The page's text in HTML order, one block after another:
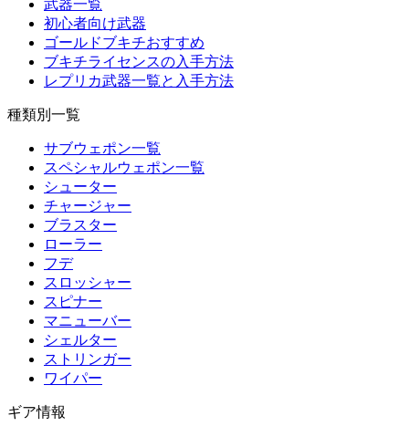
武器一覧
初心者向け武器
ゴールドブキチおすすめ
ブキチライセンスの入手方法
レプリカ武器一覧と入手方法
種類別一覧
サブウェポン一覧
スペシャルウェポン一覧
シューター
チャージャー
ブラスター
ローラー
フデ
スロッシャー
スピナー
マニューバー
シェルター
ストリンガー
ワイパー
ギア情報